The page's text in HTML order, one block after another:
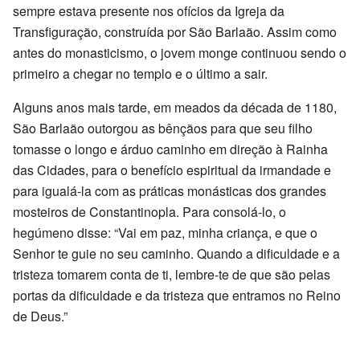
sempre estava presente nos ofícios da Igreja da
Transfiguração, construída por São Barlaão. Assim como
antes do monasticismo, o jovem monge continuou sendo o
primeiro a chegar no templo e o último a sair.
Alguns anos mais tarde, em meados da década de 1180,
São Barlaão outorgou as bênçãos para que seu filho
tomasse o longo e árduo caminho em direção à Rainha
das Cidades, para o benefício espiritual da irmandade e
para igualá-la com as práticas monásticas dos grandes
mosteiros de Constantinopla. Para consolá-lo, o
hegúmeno disse: “Vai em paz, minha criança, e que o
Senhor te guie no seu caminho. Quando a dificuldade e a
tristeza tomarem conta de ti, lembre-te de que são pelas
portas da dificuldade e da tristeza que entramos no Reino
de Deus.”